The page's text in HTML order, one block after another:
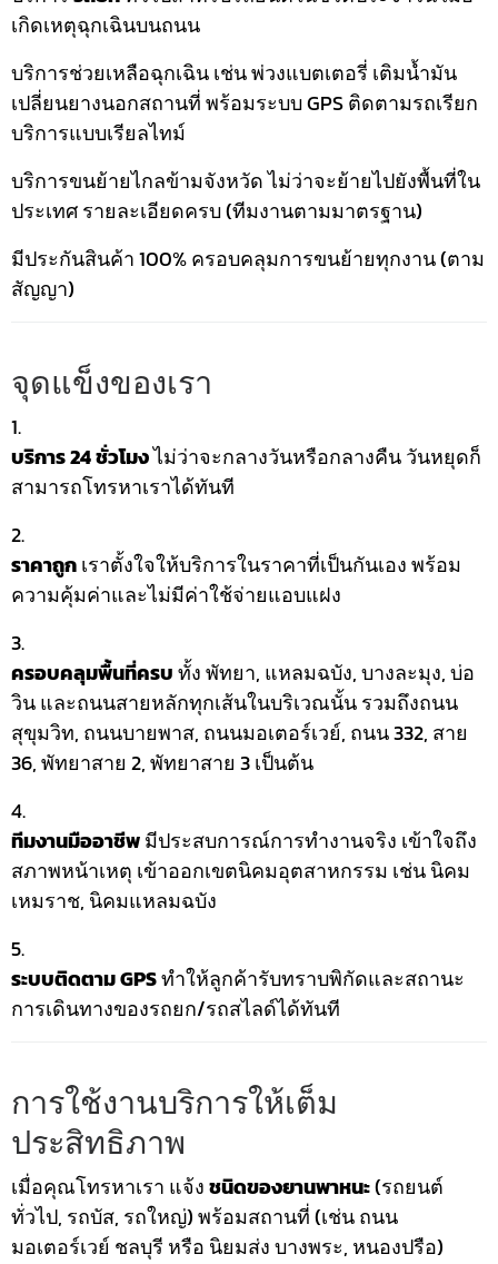
เกิดเหตุฉุกเฉินบนถนน
บริการช่วยเหลือฉุกเฉิน เช่น พ่วงแบตเตอรี่ เติมน้ำมัน
เปลี่ยนยางนอกสถานที่ พร้อมระบบ GPS ติดตามรถเรียก
บริการแบบเรียลไทม์
บริการขนย้ายไกลข้ามจังหวัด ไม่ว่าจะย้ายไปยังพื้นที่ใน
ประเทศ รายละเอียดครบ (ทีมงานตามมาตรฐาน)
มีประกันสินค้า 100% ครอบคลุมการขนย้ายทุกงาน (ตาม
สัญญา)
จุดแข็งของเรา
บริการ 24 ชั่วโมงไม่ว่าจะกลางวันหรือกลางคืน วันหยุดก็
สามารถโทรหาเราได้ทันที
ราคาถูกเราตั้งใจให้บริการในราคาที่เป็นกันเอง พร้อม
ความคุ้มค่าและไม่มีค่าใช้จ่ายแอบแฝง
ครอบคลุมพื้นที่ครบทั้ง พัทยา, แหลมฉบัง, บางละมุง, บ่อ
วิน และถนนสายหลักทุกเส้นในบริเวณนั้น รวมถึงถนน
สุขุมวิท, ถนนบายพาส, ถนนมอเตอร์เวย์, ถนน 332, สาย
36, พัทยาสาย 2, พัทยาสาย 3 เป็นต้น
ทีมงานมืออาชีพมีประสบการณ์การทำงานจริง เข้าใจถึง
สภาพหน้าเหตุ เข้าออกเขตนิคมอุตสาหกรรม เช่น นิคม
เหมราช, นิคมแหลมฉบัง
ระบบติดตาม GPSทำให้ลูกค้ารับทราบพิกัดและสถานะ
การเดินทางของรถยก/รถสไลด์ได้ทันที
การใช้งานบริการให้เต็ม
ประสิทธิภาพ
เมื่อคุณโทรหาเรา แจ้งชนิดของยานพาหนะ(รถยนต์
ทั่วไป, รถบัส, รถใหญ่) พร้อมสถานที่ (เช่น ถนน
มอเตอร์เวย์ ชลบุรี หรือ นิยมส่ง บางพระ, หนองปรือ)